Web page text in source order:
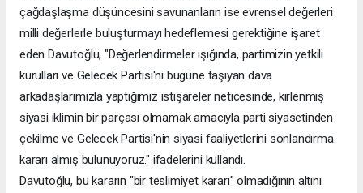
çağdaşlaşma düşüncesini savunanların ise evrensel değerleri
milli değerlerle buluşturmayı hedeflemesi gerektiğine işaret
eden Davutoğlu, "Değerlendirmeler ışığında, partimizin yetkili
kurulları ve Gelecek Partisi'ni bugüne taşıyan dava
arkadaşlarımızla yaptığımız istişareler neticesinde, kirlenmiş
siyasi iklimin bir parçası olmamak amacıyla parti siyasetinden
çekilme ve Gelecek Partisi'nin siyasi faaliyetlerini sonlandırma
kararı almış bulunuyoruz." ifadelerini kullandı.
Davutoğlu, bu kararın "bir teslimiyet kararı" olmadığının altını